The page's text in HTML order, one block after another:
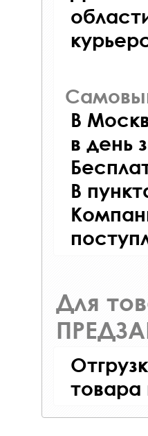
В
в день
В
Для
товара